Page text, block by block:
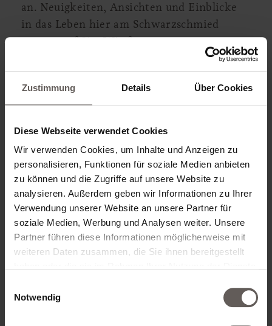
Zustimmung Details Über Cookies
Diese Webseite verwendet Cookies
Wir verwenden Cookies, um Inhalte und Anzeigen zu
personalisieren, Funktionen für soziale Medien anbieten
zu können und die Zugriffe auf unsere Website zu
analysieren. Außerdem geben wir Informationen zu Ihrer
Verwendung unserer Website an unsere Partner für
soziale Medien, Werbung und Analysen weiter. Unsere
Partner führen diese Informationen möglicherweise mit
weiteren Daten zusammen, die Sie ihnen bereitgestellt
Notwendig
an. Neuigkeiten, Ansichten und Einblicke
in das Leben hier am Schwarzschmied
warten auf Sie. Wir freuen uns.
Anrede
Nachname
Informationen zur Verwendung der Daten befinden sich in